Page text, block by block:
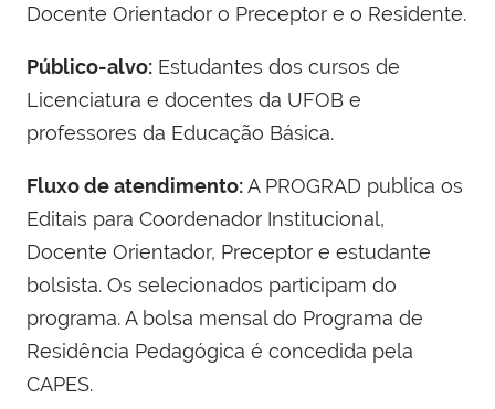
Docente Orientador o Preceptor e o Residente.
Público-alvo: Estudantes dos cursos de
Licenciatura e docentes da UFOB e
professores da Educação Básica.
Fluxo de atendimento:A PROGRAD publica os
Editais para Coordenador Institucional,
Docente Orientador, Preceptor e estudante
bolsista. Os selecionados participam do
programa. A bolsa mensal do Programa de
Residência Pedagógica é concedida pela
CAPES.